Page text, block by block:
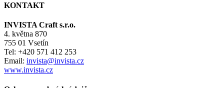
KONTAKT
INVISTA Craft s.r.o.
4. května 870
755 01 Vsetín
Tel: +420 571 412 253
Email: invista@invista.cz
www.invista.cz